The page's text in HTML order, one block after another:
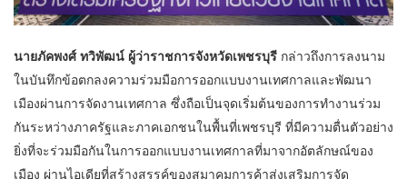
นายภัคพงศ์ ทวิพัฒน์ ผู้ว่าราชการจังหวัดเพชรบุรี กล่าวถึงการลงนาม
ในบันทึกข้อตกลงความร่วมมือการออกแบบงานเทศกาลและพัฒนา
เมืองผ่านการจัดงานเทศกาล ซึ่งถือเป็นจุดเริ่มต้นของการทำงานร่วม
กันระหว่างภาครัฐและภาคเอกชนในพื้นที่เพชรบุรี ที่มีความตื่นตัวอย่าง
ยิ่งที่จะร่วมมือกันในการออกแบบงานเทศกาลที่มาจากอัตลักษณ์ของ
เมือง ผ่านไอเดียที่สร้างสรรค์ของสมาคมการค้าส่งเสริมการจัด